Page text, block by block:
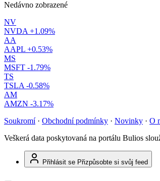
Nedávno zobrazené
NV
NVDA +1.09%
AA
AAPL +0.53%
MS
MSFT -1.79%
TS
TSLA -0.58%
AM
AMZN -3.17%
Soukromí · Obchodní podmínky · Novinky · O
Veškerá data poskytovaná na portálu Bulios
Přihlásit se Přizpůsobte si svůj feed